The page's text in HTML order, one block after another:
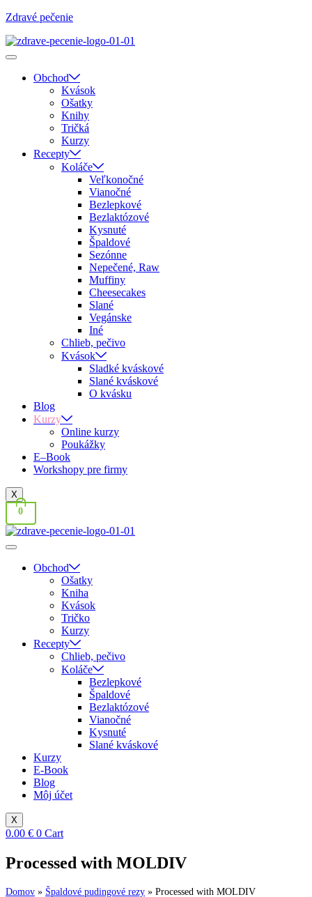
Zdravé pečenie
Obchod
Kvások
Ošatky
Knihy
Tričká
Kurzy
Recepty
Koláče
Veľkonočné
Vianočné
Bezlepkové
Bezlaktózové
Kysnuté
Špaldové
Sezónne
Nepečené, Raw
Muffiny
Cheesecakes
Slané
Vegánske
Iné
Chlieb, pečivo
Kvások
Sladké kváskové
Slané kváskové
O kvásku
Blog
Kurzy
Online kurzy
Poukážky
E–Book
Workshopy pre firmy
X
0
Obchod
Ošatky
Kniha
Kvások
Tričko
Kurzy
Recepty
Chlieb, pečivo
Koláče
Bezlepkové
Špaldové
Bezlaktózové
Vianočné
Kysnuté
Slané kváskové
Kurzy
E-Book
Blog
Môj účet
X
0.00 € 0 Cart
Processed with MOLDIV
Domov » Špaldové pudingové rezy » Processed with MOLDIV